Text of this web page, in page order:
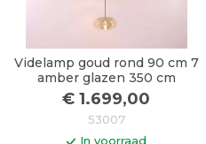
Videlamp goud rond 90 cm 7
amber glazen 350 cm
€ 1.699,00
53007
In voorraad